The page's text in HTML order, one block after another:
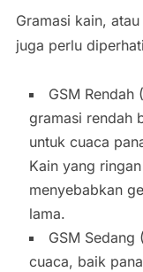
Gramasi kain,
juga perlu
GSM Rendah
gramasi rendah
untuk cuaca
Kain yang
menyebabkan
lama.
GSM Sedang
cuaca, baik